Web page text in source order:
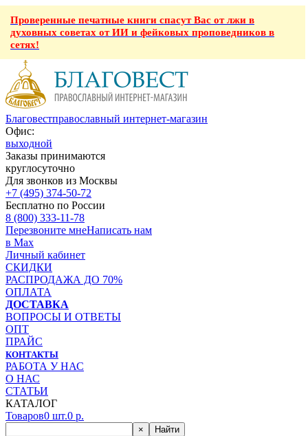
Проверенные печатные книги спасут Вас от лжи в
духовных советах от ИИ и фейковых проповедников в
сетях!
Благовестправославный интернет-магазин
Офис:
выходной
Заказы принимаются
круглосуточно
Для звонков из Москвы
+7 (495) 374-50-72
Бесплатно по России
8 (800) 333-11-78
Перезвоните мнеНаписать нам
в Max
Личный кабинет
СКИДКИ
РАСПРОДАЖА ДО 70%
ОПЛАТА
ДОСТАВКА
ВОПРОСЫ И ОТВЕТЫ
ОПТ
ПРАЙС
КОНТАКТЫ
РАБОТА У НАС
О НАС
СТАТЬИ
КАТАЛОГ
Товаров0 шт.0 р.
× Найти